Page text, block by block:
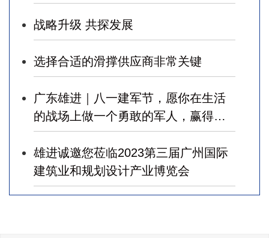
战略升级 共探发展
选择合适的滑撑供应商非常关键
广东雄进｜八一建军节，愿你在生活
的战场上做一个勇敢的军人，赢得幸
福！
雄进诚邀您莅临2023第三届广州国际
建筑业和规划设计产业博览会